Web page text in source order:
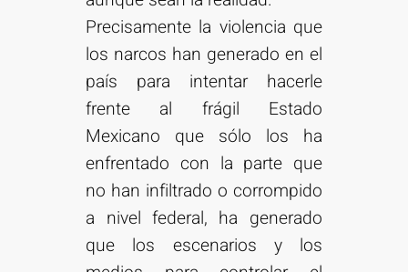
Precisamente la violencia que
los narcos han generado en el
país para intentar hacerle
frente al frágil Estado
Mexicano que sólo los ha
enfrentado con la parte que
no han infiltrado o corrompido
a nivel federal, ha generado
que los escenarios y los